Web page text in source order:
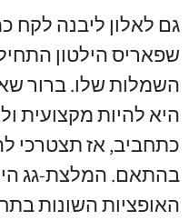
גם לאלון ליבנה לקח
שפאריס הילטון
השמלות שלו. ברור
היא להיות מקצועית
כתחביב, אז תצטרכי
בהתאם. המלצת-גג
האופציות השונות